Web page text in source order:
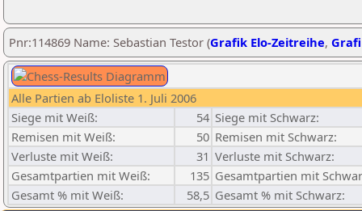
Pnr:114869 Name: Sebastian Testor (Grafik Elo-Zeitreihe,
Alle Partien ab Eloliste 1. Juli 2006
Siege mit Weiß:
54 Siege mit Schwarz:
Remisen mit Weiß:
50 Remisen mit Schwarz:
Verluste mit Weiß:
31 Verluste mit Schwarz:
Gesamtpartien mit Weiß:
135 Gesamtpartien mit
Gesamt % mit Weiß:
58,5 Gesamt % mit Schwarz: